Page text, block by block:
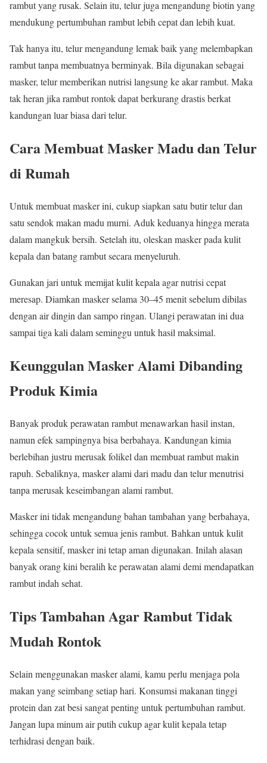
rambut yang rusak. Selain itu, telur juga mengandung biotin yang
mendukung pertumbuhan rambut lebih cepat dan lebih kuat.
Tak hanya itu, telur mengandung lemak baik yang melembapkan
rambut tanpa membuatnya berminyak. Bila digunakan sebagai
masker, telur memberikan nutrisi langsung ke akar rambut. Maka
tak heran jika rambut rontok dapat berkurang drastis berkat
kandungan luar biasa dari telur.
Cara Membuat Masker Madu dan Telur
di Rumah
Untuk membuat masker ini, cukup siapkan satu butir telur dan
satu sendok makan madu murni. Aduk keduanya hingga merata
dalam mangkuk bersih. Setelah itu, oleskan masker pada kulit
kepala dan batang rambut secara menyeluruh.
Gunakan jari untuk memijat kulit kepala agar nutrisi cepat
meresap. Diamkan masker selama 30–45 menit sebelum dibilas
dengan air dingin dan sampo ringan. Ulangi perawatan ini dua
sampai tiga kali dalam seminggu untuk hasil maksimal.
Keunggulan Masker Alami Dibanding
Produk Kimia
Banyak produk perawatan rambut menawarkan hasil instan,
namun efek sampingnya bisa berbahaya. Kandungan kimia
berlebihan justru merusak folikel dan membuat rambut makin
rapuh. Sebaliknya, masker alami dari madu dan telur menutrisi
tanpa merusak keseimbangan alami rambut.
Masker ini tidak mengandung bahan tambahan yang berbahaya,
sehingga cocok untuk semua jenis rambut. Bahkan untuk kulit
kepala sensitif, masker ini tetap aman digunakan. Inilah alasan
banyak orang kini beralih ke perawatan alami demi mendapatkan
rambut indah sehat.
Tips Tambahan Agar Rambut Tidak
Mudah Rontok
Selain menggunakan masker alami, kamu perlu menjaga pola
makan yang seimbang setiap hari. Konsumsi makanan tinggi
protein dan zat besi sangat penting untuk pertumbuhan rambut.
Jangan lupa minum air putih cukup agar kulit kepala tetap
terhidrasi dengan baik.